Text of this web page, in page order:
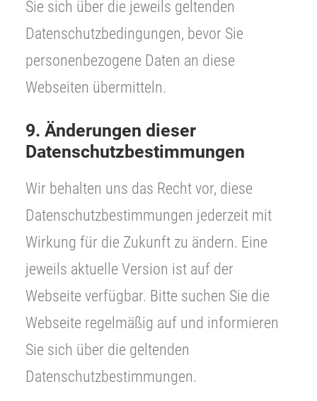
Sie sich über die jeweils geltenden
Datenschutzbedingungen, bevor Sie
personenbezogene Daten an diese
Webseiten übermitteln.
9. Änderungen dieser
Datenschutzbestimmungen
Wir behalten uns das Recht vor, diese
Datenschutzbestimmungen jederzeit mit
Wirkung für die Zukunft zu ändern. Eine
jeweils aktuelle Version ist auf der
Webseite verfügbar. Bitte suchen Sie die
Webseite regelmäßig auf und informieren
Sie sich über die geltenden
Datenschutzbestimmungen.